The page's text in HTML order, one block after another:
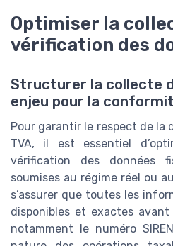
Optimiser la
vérification des
Structurer la collecte
enjeu pour la
Pour garantir le respect de la
TVA, il est essentiel
vérification des données
soumises au régime réel ou
s’assurer que toutes les
disponibles et exactes
notamment le numéro